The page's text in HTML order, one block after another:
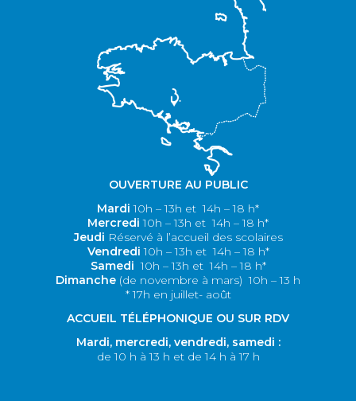
OUVERTURE AU PUBLIC
Mardi10h – 13h et 14h – 18 h*
Mercredi10h – 13h et 14h – 18 h*
Jeudi Réservé à l’accueil des scolaires
Vendredi 10h – 13h et 14h – 18 h*
Samedi10h – 13h et 14h – 18 h*
Dimanche (de novembre à mars) 10h – 13 h
* 17h en juillet- août
ACCUEIL TÉLÉPHONIQUE OU SUR RDV
Mardi, mercredi, vendredi, samedi :
de 10 h à 13 h et de 14 h à 17 h